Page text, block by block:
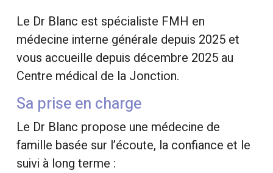
Le Dr Blanc est spécialiste FMH en
médecine interne générale depuis 2025 et
vous accueille depuis décembre 2025 au
Centre médical de la Jonction.
Sa prise en charge
Le Dr Blanc propose une médecine de
famille basée sur l’écoute, la confiance et le
suivi à long terme :